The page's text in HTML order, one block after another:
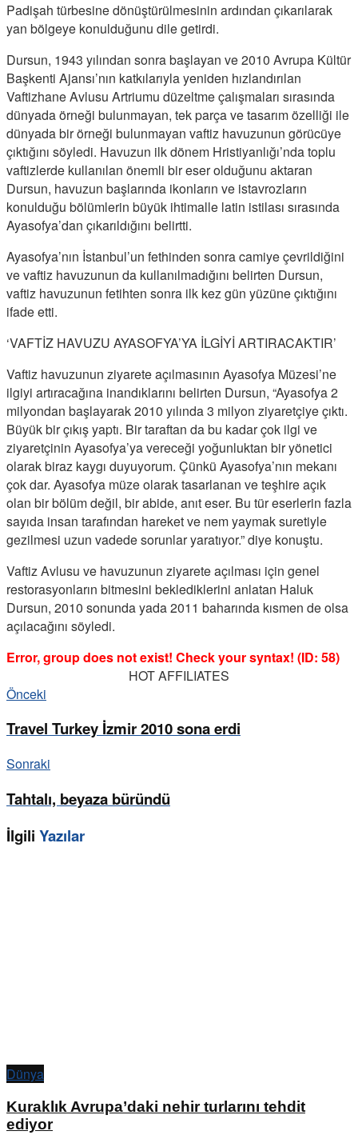
Padişah türbesine dönüştürülmesinin ardından çıkarılarak
yan bölgeye konulduğunu dile getirdi.
Dursun, 1943 yılından sonra başlayan ve 2010 Avrupa Kültür
Başkenti Ajansı’nın katkılarıyla yeniden hızlandırılan
Vaftizhane Avlusu Artriumu düzeltme çalışmaları sırasında
dünyada örneği bulunmayan, tek parça ve tasarım özelliği ile
dünyada bir örneği bulunmayan vaftiz havuzunun görücüye
çıktığını söyledi. Havuzun ilk dönem Hristiyanlığı’nda toplu
vaftizlerde kullanılan önemli bir eser olduğunu aktaran
Dursun, havuzun başlarında ikonların ve istavrozların
konulduğu bölümlerin büyük ihtimalle latin istilası sırasında
Ayasofya’dan çıkarıldığını belirtti.
Ayasofya’nın İstanbul’un fethinden sonra camiye çevrildiğini
ve vaftiz havuzunun da kullanılmadığını belirten Dursun,
vaftiz havuzunun fetihten sonra ilk kez gün yüzüne çıktığını
ifade etti.
‘VAFTİZ HAVUZU AYASOFYA’YA İLGİYİ ARTIRACAKTIR’
Vaftiz havuzunun ziyarete açılmasının Ayasofya Müzesi’ne
ilgiyi artıracağına inandıklarını belirten Dursun, “Ayasofya 2
milyondan başlayarak 2010 yılında 3 milyon ziyaretçiye çıktı.
Büyük bir çıkış yaptı. Bir taraftan da bu kadar çok ilgi ve
ziyaretçinin Ayasofya’ya vereceği yoğunluktan bir yönetici
olarak biraz kaygı duyuyorum. Çünkü Ayasofya’nın mekanı
çok dar. Ayasofya müze olarak tasarlanan ve teşhire açık
olan bir bölüm değil, bir abide, anıt eser. Bu tür eserlerin fazla
sayıda insan tarafından hareket ve nem yaymak suretiyle
gezilmesi uzun vadede sorunlar yaratıyor.” diye konuştu.
Vaftiz Avlusu ve havuzunun ziyarete açılması için genel
restorasyonların bitmesini beklediklerini anlatan Haluk
Dursun, 2010 sonunda yada 2011 baharında kısmen de olsa
açılacağını söyledi.
Error, group does not exist! Check your syntax! (ID: 58)
HOT AFFILIATES
Önceki
Travel Turkey İzmir 2010 sona erdi
Sonraki
Tahtalı, beyaza büründü
İlgili Yazılar
Dünya
Kuraklık Avrupa’daki nehir turlarını tehdit
ediyor